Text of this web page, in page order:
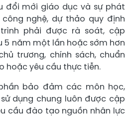
đổi mới giáo dục và sự phát
nghệ, dự thảo quy định
phải được rà soát, cập
5 năm một lần hoặc sớm hơn
trương, chính sách, chuẩn
hoặc yêu cầu thực tiễn.
bảo đảm các môn học,
dụng chung luôn được cập
cầu đào tạo nguồn nhân lực